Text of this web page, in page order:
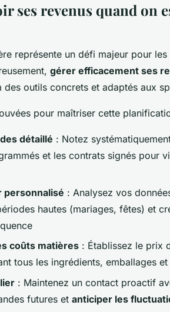
ses revenus quand on
représente un défi majeur pour
gérer efficacement ses
des outils concrets et adaptés aux
pour maîtriser cette
détaillé : Notez
et les contrats signés pour
personnalisé : Analysez vos
hautes (mariages, fêtes) et
coûts matières : Établissez le prix
tous les ingrédients, emballages
: Maintenez un contact proactif
futures et anticiper les